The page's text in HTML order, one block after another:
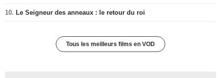
10. Le Seigneur des anneaux : le retour du roi
Tous les meilleurs films en VOD